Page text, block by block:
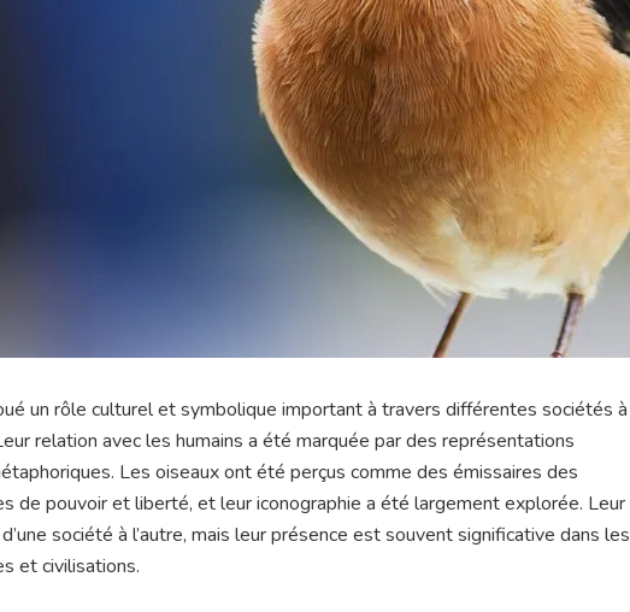
un rôle culturel et symbolique important à travers différentes sociétés à
relation avec les humains a été marquée par des représentations
Les oiseaux ont été perçus comme des émissaires des
de pouvoir et liberté, et leur iconographie a été largement explorée. Leur
société à l’autre, mais leur présence est souvent significative dans les
et civilisations.